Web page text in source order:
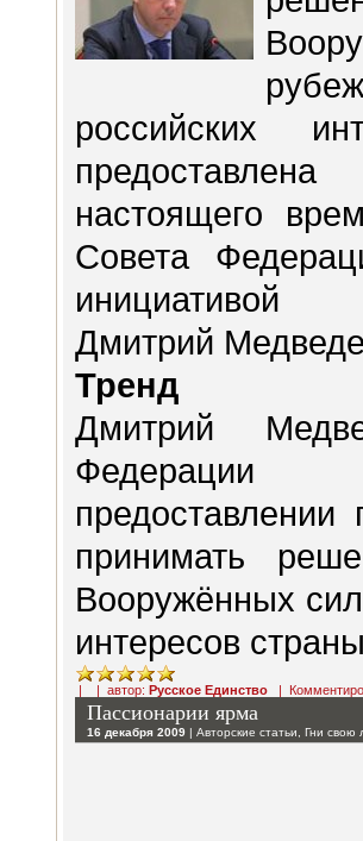
российских
настоящего
Совета
инициативой
Дмитрий
Тренд
Дмитрий
предоставлении
принимать
Вооружённых
интересов
| | автор: Русское Единство |
Пассионарии ярма
16 декабря 2009 | Авторские статьи Гни свою